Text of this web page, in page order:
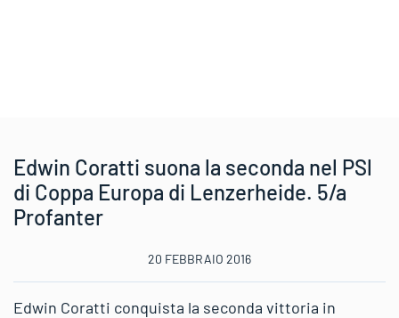
Edwin Coratti suona la seconda nel PSl
di Coppa Europa di Lenzerheide. 5/a
Profanter
20 FEBBRAIO 2016
Edwin Coratti conquista la seconda vittoria in